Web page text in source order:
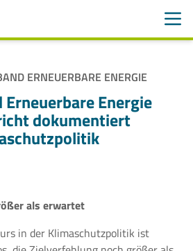
ERNEUERBARE ENERGIE
Energie
dokumentiert
als erwartet
in der Klimaschutzpolitik ist